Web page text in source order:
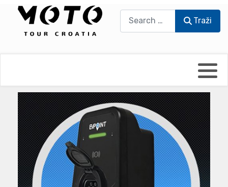
Traži
UmPaDrum
Moto servisi
Impressum
Damir Žerić - ELPASSO
Dario Dinter - Moto TOZ
Igor Kreč - UmPaDrum
Igor Kukec Brmbi
Moto putopisi